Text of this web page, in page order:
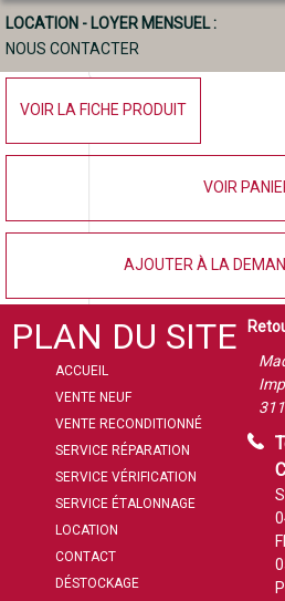
LOCATION - LOYER MENSUEL :
NOUS CONTACTER
VOIR LA FICHE PRODUIT
VOIR
AJOUTER À LA
PLAN DU SITE
ACCUEIL
VENTE NEUF
VENTE RECONDITIONNÉ
SERVICE RÉPARATION
SERVICE VÉRIFICATION
SERVICE ÉTALONNAGE
LOCATION
CONTACT
DÉSTOCKAGE